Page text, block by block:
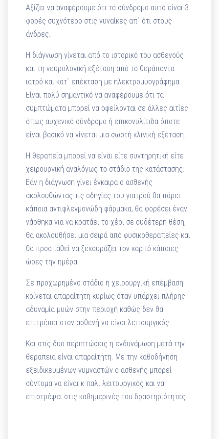
Αξίζει να αναφέρουμε ότι το σύνδρομο αυτό είναι 3
φορές συχνότερο στις γυναίκες απ´ ότι στους
άνδρες.
Η διάγνωση γίνεται από το ιστορικό του ασθενούς
και τη νευρολογική εξέταση από το θεράποντα
ιατρό και κατ´ επέκταση με ηλεκτρομυογράφημα.
Είναι πολύ σημαντικό να αναφέρουμε ότι τα
συμπτώματα μπορεί να οφείλονται σε άλλες αιτίες
όπως αυχενικό σύνδρομο ή επικονυλίτιδα όποτε
είναι βασικό να γίνεται μια σωστή κλινική εξέταση.
Η θεραπεία μπορεί να είναι είτε συντηρητική είτε
χειρουργική αναλόγως το στάδιο της κατάστασης.
Εάν η διάγνωση γίνει έγκαιρα ο ασθενής
ακολουθώντας τις οδηγίες του γιατρού θα πάρει
κάποια αντιφλεγμονώδη φάρμακα, θα φορέσει έναν
νάρθηκα για να κρατάει το χέρι σε ουδέτερη θέση,
θα ακολουθήσει μια σειρά από φυσικοθεραπείες και
θα προσπαθεί να ξεκουράζει τον καρπό κάποιες
ώρες την ημέρα.
Σε προχωρημένο στάδιο η χειρουργική επέμβαση
κρίνεται απαραίτητη κυρίως όταν υπάρχει πλήρης
αδυναμία μυών στην περιοχή καθώς δεν θα
επιτρέπει στον ασθενή να είναι λειτουργικός.
Και στις δυο περιπτώσεις η ενδυνάμωση μετά την
θεραπεια είναι απαραίτητη. Με την καθοδήγηση
εξειδικευμένων γυμναστών ο ασθενής μπορεί
σύντομα να είναι κ παλι λειτουργικός και να
επιστρέψει στις καθημερινές του δραστηριότητες.